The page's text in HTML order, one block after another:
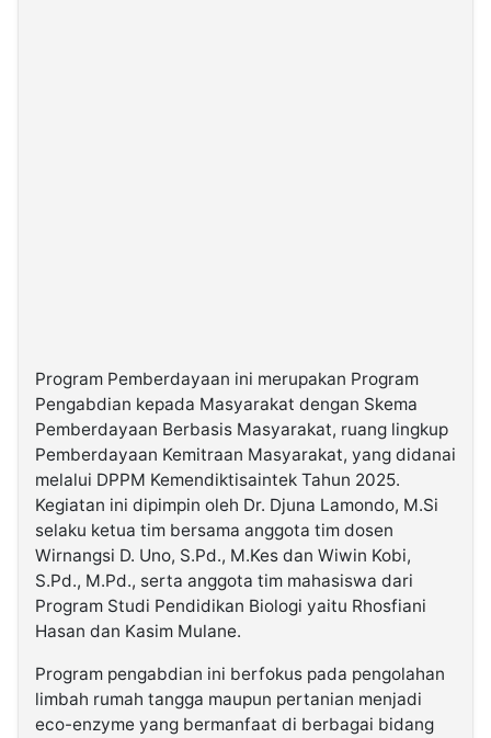
Program Pemberdayaan ini merupakan Program
Pengabdian kepada Masyarakat dengan Skema
Pemberdayaan Berbasis Masyarakat, ruang lingkup
Pemberdayaan Kemitraan Masyarakat, yang didanai
melalui DPPM Kemendiktisaintek Tahun 2025.
Kegiatan ini dipimpin oleh Dr. Djuna Lamondo, M.Si
selaku ketua tim bersama anggota tim dosen
Wirnangsi D. Uno, S.Pd., M.Kes dan Wiwin Kobi,
S.Pd., M.Pd., serta anggota tim mahasiswa dari
Program Studi Pendidikan Biologi yaitu Rhosfiani
Hasan dan Kasim Mulane.
Program pengabdian ini berfokus pada pengolahan
limbah rumah tangga maupun pertanian menjadi
eco-enzyme yang bermanfaat di berbagai bidang